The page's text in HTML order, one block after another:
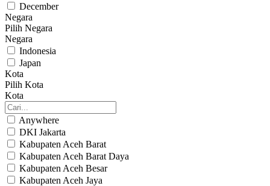
December
Negara
Pilih Negara
Negara
Indonesia
Japan
Kota
Pilih Kota
Kota
Anywhere
DKI Jakarta
Kabupaten Aceh Barat
Kabupaten Aceh Barat Daya
Kabupaten Aceh Besar
Kabupaten Aceh Jaya